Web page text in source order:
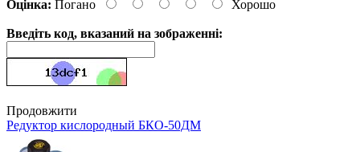
Оцінка: Погано Хорошо
Введіть код, вказаний на зображенні:
Продовжити
Редуктор кислородный БКО-50ДМ